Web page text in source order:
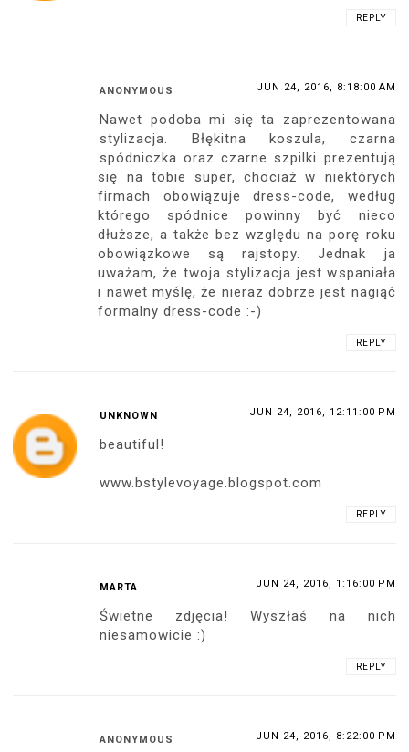
REPLY
ANONYMOUS JUN 24, 2016, 8:18:00 AM
Nawet podoba mi się ta zaprezentowana
stylizacja. Błękitna koszula, czarna
spódniczka oraz czarne szpilki prezentują
się na tobie super, chociaż w niektórych
firmach obowiązuje dress-code, według
którego spódnice powinny być nieco
dłuższe, a także bez względu na porę roku
obowiązkowe są rajstopy. Jednak ja
uważam, że twoja stylizacja jest wspaniała
i nawet myślę, że nieraz dobrze jest nagiąć
formalny dress-code :-)
REPLY
UNKNOWN JUN 24, 2016, 12:11:00 PM
beautiful!
www.bstylevoyage.blogspot.com
REPLY
MARTA JUN 24, 2016, 1:16:00 PM
Świetne zdjęcia! Wyszłaś na nich
niesamowicie :)
REPLY
ANONYMOUS JUN 24, 2016, 8:22:00 PM